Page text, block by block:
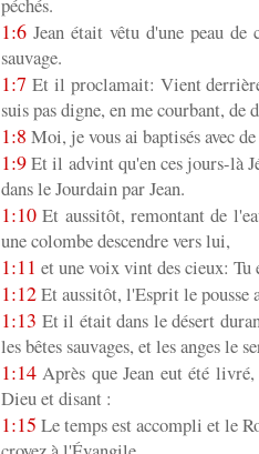
1:6 Jean était vêtu d'une peau
sauvage.
1:7 Et il proclamait: Vient
suis pas digne, en me courbant, de
1:8 Moi, je vous ai baptisés avec
1:9Et il advint qu'en ces jours-là
dans le Jourdain par Jean.
1:10 Et aussitôt, remontant de
une colombe descendre vers lui,
1:11 et une voix vint des cieux: Tu
1:12Et aussitôt, l'Esprit le pousse
1:13 Et il était dans le désert
les bêtes sauvages, et les anges le
1:14 Après que Jean eut été
Dieu et disant :
1:15 Le temps est accompli et le